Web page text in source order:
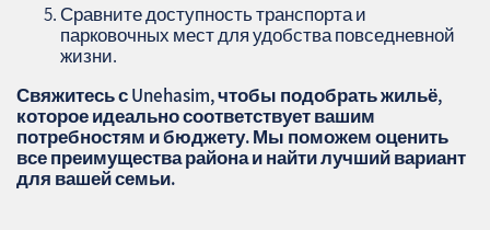
Сравните доступность транспорта и
парковочных мест для удобства повседневной
жизни.
Свяжитесь сUnehasim, чтобы подобрать жильё,
которое идеально соответствует вашим
потребностям и бюджету. Мы поможем оценить
все преимущества района и найти лучший вариант
для вашей семьи.